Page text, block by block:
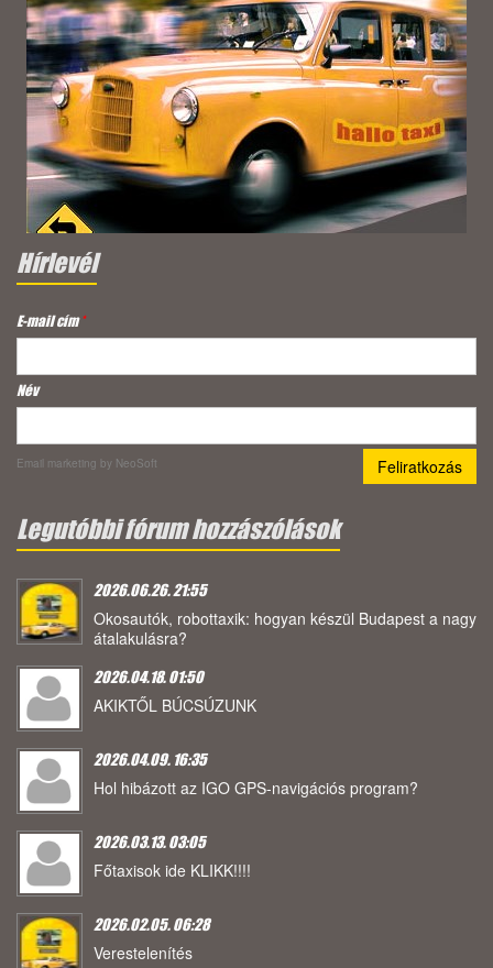
Hírlevél
E-mail cím*
Név
Email marketing by NeoSoft
Legutóbbi fórum hozzászólások
2026.06.26. 21:55
Okosautók, robottaxik: hogyan készül Budapest a nagy
átalakulásra?
2026.04.18. 01:50
AKIKTŐL BÚCSÚZUNK
2026.04.09. 16:35
Hol hibázott az IGO GPS-navigációs program?
2026.03.13. 03:05
Főtaxisok ide KLIKK!!!!
2026.02.05. 06:28
Verestelenítés